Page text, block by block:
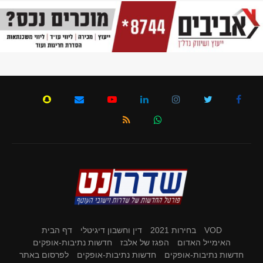
VOD בחירות 2021 דין וחשבון דיגיטלי
דף הבית
האימייל האדום
הפגז של אלבז
חדשות נתיבות-אופקים
חדשות נתיבות-אופקים
חדשות נתיבות-אופקים
לפרסום באתר